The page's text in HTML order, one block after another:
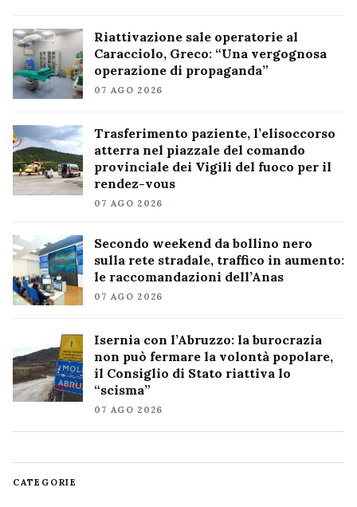
Riattivazione sale operatorie al
Caracciolo, Greco: “Una vergognosa
operazione di propaganda”
07 AGO 2026
Trasferimento paziente, l’elisoccorso
atterra nel piazzale del comando
provinciale dei Vigili del fuoco per il
rendez-vous
07 AGO 2026
Secondo weekend da bollino nero
sulla rete stradale, traffico in aumento:
le raccomandazioni dell’Anas
07 AGO 2026
Isernia con l’Abruzzo: la burocrazia
non può fermare la volontà popolare,
il Consiglio di Stato riattiva lo
“scisma”
07 AGO 2026
CATEGORIE